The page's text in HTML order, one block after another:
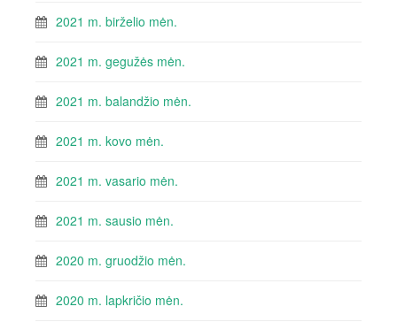
2021 m. birželio mėn.
2021 m. gegužės mėn.
2021 m. balandžio mėn.
2021 m. kovo mėn.
2021 m. vasario mėn.
2021 m. sausio mėn.
2020 m. gruodžio mėn.
2020 m. lapkričio mėn.